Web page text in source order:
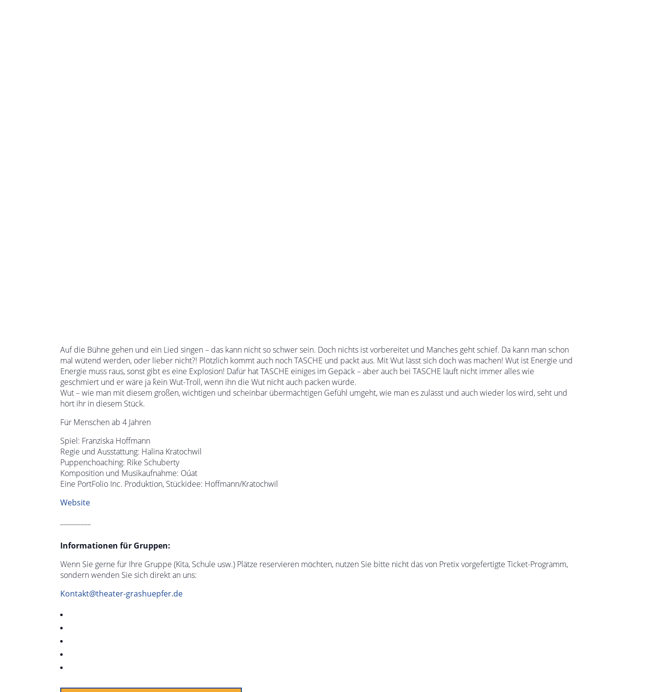
Auf die Bühne gehen und ein Lied singen – das kann nicht so schwer sein. Doch nichts ist vorbereitet und Manches geht schief. Da kann man schon
mal wütend werden, oder lieber nicht?! Plötzlich kommt auch noch TASCHE und packt aus. Mit Wut lässt sich doch was machen! Wut ist Energie und
Energie muss raus, sonst gibt es eine Explosion! Dafür hat TASCHE einiges im Gepäck – aber auch bei TASCHE läuft nicht immer alles wie
geschmiert und er wäre ja ḱein Wut-Troll, wenn ihn die Wut nicht auch packen würde.
Wut – wie man mit diesem großen, wichtigen und scheinbar übermächtigen Gefühl umgeht, wie man es zulässt und auch wieder los wird, seht und
hört ihr in diesem Stück.
Für Menschen ab 4 Jahren
Spiel: Franziska Hoffmann
Regie und Ausstattung: Halina Kratochwil
Puppenchoaching: Rike Schuberty
Komposition und Musikaufnahme: Oúat
Eine PortFolio Inc. Produktion, Stückidee: Hoffmann/Kratochwil
Website
Informationen für Gruppen:
Wenn Sie gerne für Ihre Gruppe (Kita, Schule usw.) Plätze reservieren möchten, nutzen Sie bitte nicht das von Pretix vorgefertigte Ticket-Programm,
sondern wenden Sie sich direkt an uns:
Kontakt@theater-grashuepfer.de